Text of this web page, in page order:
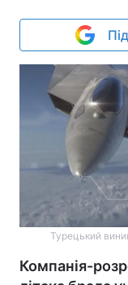
Турецький
Компанія-